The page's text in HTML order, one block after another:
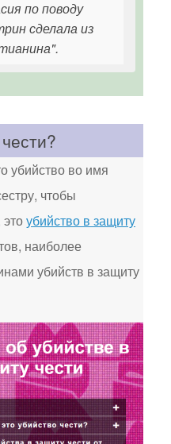
по поводу
сделала из
убийство во имя
чтобы
убийство в защиту
наиболее
убийств в защиту